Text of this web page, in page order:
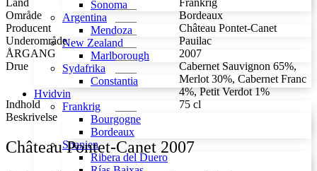
Sonoma
Argentina
Mendoza
New Zealand
Marlborough
Sydafrika
Constantia
Hvidvin
Frankrig
Bourgogne
Bordeaux
Spanien
Ribera del Duero
antal
Land
Frankrig
Område
Bordeaux
Producent
Château Pontet-Canet
Underområde
Pauilac
ÅRGANG
2007
Drue
Cabernet Sauvignon 65%,
Merlot 30%, Cabernet Franc
4%, Petit Verdot 1%
Indhold
75 cl
Beskrivelse
Château Pontet-Canet 2007